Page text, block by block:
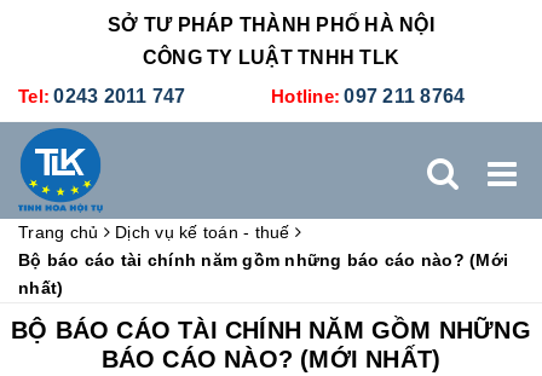
SỞ TƯ PHÁP THÀNH PHỐ HÀ NỘI
CÔNG TY LUẬT TNHH TLK
Tel: 0243 2011 747 Hotline: 097 211 8764
DỊCH VỤ KẾ TOÁN - THUẾ XÚC TIẾN THƯƠNG MẠI
Trang chủ
Dịch vụ kế toán - thuế
Bộ báo cáo tài chính năm gồm những báo cáo nào? (Mới
nhất)
BỘ BÁO CÁO TÀI CHÍNH NĂM GỒM NHỮNG
BÁO CÁO NÀO? (MỚI NHẤT)